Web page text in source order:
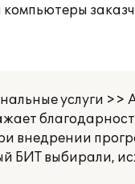
услуги >>
внедрении
выбирали,